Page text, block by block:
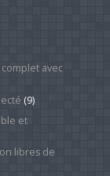
avec
(9)
et
libres de